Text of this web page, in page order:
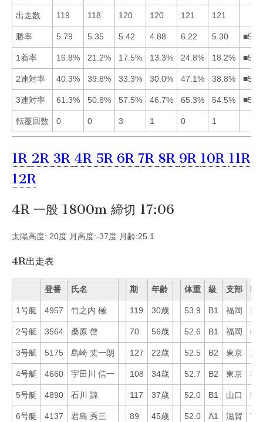
出走数 119 118 120 120 121 121
勝率 5.79 5.35 5.42 4.88 6.22 5.30
1着率 16.8% 21.2% 17.5% 13.3% 24.8% 18.2%
2連対率 40.3% 39.8% 33.3% 30.0% 47.1% 38.8%
3連対率 61.3% 50.8% 57.5% 46.7% 65.3% 54.5%
転覆回数 0 0 3 1 0 1
1R 2R 3R 4R 5R 6R 7R 8R 9R 10R 11R
12R
4R 一般 1800m 締切 17:06
太陽高度: 20度 月高度:-37度 月齢:25.1
4R出走表
登番 氏名 期 年齢 体重 級 支部 Mo
1号艇 4957 竹之内 極 119 30歳 53.9 B1 福岡 21
2号艇 3564 桑原 啓 70 56歳 52.6 B1 福岡 67
3号艇 5175 島崎 丈一朗 127 22歳 52.5 B2 東京 14
4号艇 4660 宇田川 信一 108 34歳 52.7 B2 東京 33
5号艇 4890 石川 諒 117 37歳 52.0 B1 山口 57
6号艇 4137 君島 秀三 89 45歳 52.0 A1 滋賀 73